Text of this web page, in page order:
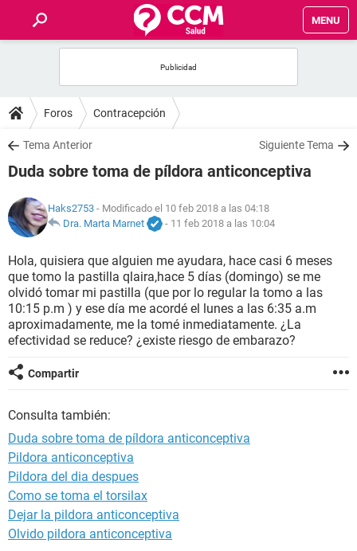
MENU
FOROS
SALUD
NUTRICIÓN
BIENESTAR
SEXUALIDAD
GLOSARIO
Foros Contracepción
Tema Anterior Siguiente Tema
Duda sobre toma de píldora anticonceptiva
Haks2753 - Modificado el 10 feb 2018 a las 04:18
Dra. Marta Marnet
- 11 feb 2018 a las 10:04
Hola, quisiera que alguien me ayudara, hace casi 6 meses
que tomo la pastilla qlaira,hace 5 días (domingo) se me
olvidó tomar mi pastilla (que por lo regular la tomo a las
10:15 p.m ) y ese día me acordé el lunes a las 6:35 a.m
aproximadamente, me la tomé inmediatamente. ¿La
efectividad se reduce? ¿existe riesgo de embarazo?
Compartir
Consulta también:
Duda sobre toma de píldora anticonceptiva
Pildora anticonceptiva
Pildora del dia despues
Como se toma el torsilax
Dejar la pildora anticonceptiva
Olvido pildora anticonceptiva